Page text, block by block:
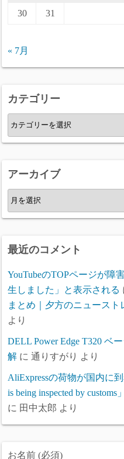
30 31
« 7月
カテゴリー
カ
テ
ー
アーカイブ
ア
ー
ブ
最近のコメント
YouTubeのTOPページが障
生しました」と表示される
まとめ｜夕方のニュースト
より
DELL Power Edge T320 ベ
解 に 通りすがり より
AliExpressの荷物が国内に
is being inspected by
に 田中太郎 より
お名前 (必須)